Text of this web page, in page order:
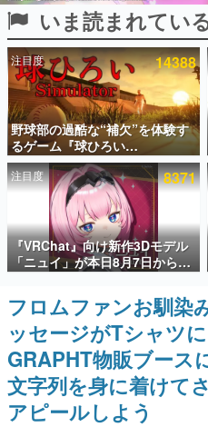
ピックアップ
電ファミのいま読まれている記
アプリセール情報
インタビュー
連載・特集一覧
殿堂入り記事
SNS拡散数が数千以
ど。多くの人々に読
事をまとめました。
ゲームの企画書
名作ゲームクリエイ
聞きし、ヒットする
きます。
赫本
この物語を解いては
の形をした短編ホラ
いま読まれてい
注目度 14388
野球部の過酷な“補欠”を体験す
るゲーム『球ひろい
Simulator』が「1件」のウィッ
シュリストをもとにチェコ語に
対応しSNSで話題に。『キング
ダム・カム』開発元やチェコの
プロ野球選手から称賛の声
注目度 8371
『VRChat』向け新作3Dモデル
「ニュイ」が本日8月7日から
BOOTHにて発売。瞳に光る星
や感情豊かな表情が、小悪魔か
わいい
フロムファンお馴染
ッセージがTシャツに
GRAPHT物販ブース
文字列を身に着けて
アピールしよう